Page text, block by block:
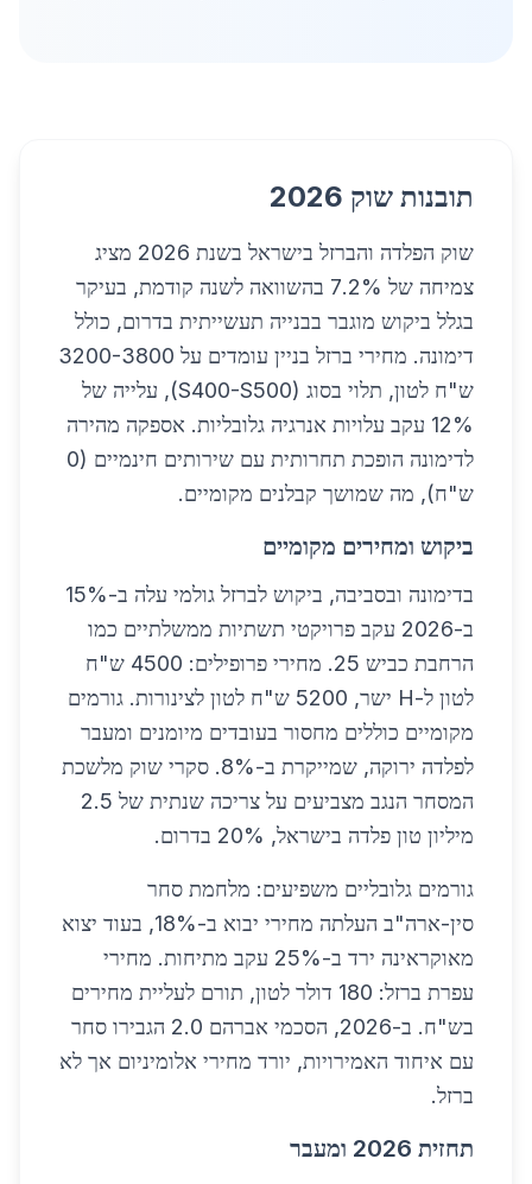
תובנות שוק 2026
שוק הפלדה והברזל בישראל בשנת 2026 מציג
צמיחה של 7.2% בהשוואה לשנה קודמת, בעיקר
בגלל ביקוש מוגבר בבנייה תעשייתית בדרום, כולל
דימונה. מחירי ברזל בניין עומדים על 3200-3800
ש"ח לטון, תלוי בסוג (S400-S500), עלייה של
12% עקב עלויות אנרגיה גלובליות. אספקה מהירה
לדימונה הופכת תחרותית עם שירותים חינמיים (0
ש"ח), מה שמושך קבלנים מקומיים.
ביקוש ומחירים מקומיים
בדימונה ובסביבה, ביקוש לברזל גולמי עלה ב-15%
ב-2026 עקב פרויקטי תשתיות ממשלתיים כמו
הרחבת כביש 25. מחירי פרופילים: 4500 ש"ח
לטון ל-H ישר, 5200 ש"ח לטון לצינורות. גורמים
מקומיים כוללים מחסור בעובדים מיומנים ומעבר
לפלדה ירוקה, שמייקרת ב-8%. סקרי שוק מלשכת
המסחר הנגב מצביעים על צריכה שנתית של 2.5
מיליון טון פלדה בישראל, 20% בדרום.
גורמים גלובליים משפיעים: מלחמת סחר
סין-ארה"ב העלתה מחירי יבוא ב-18%, בעוד יצוא
מאוקראינה ירד ב-25% עקב מתיחות. מחירי
עפרת ברזל: 180 דולר לטון, תורם לעליית מחירים
בש"ח. ב-2026, הסכמי אברהם 2.0 הגבירו סחר
עם איחוד האמירויות, יורד מחירי אלומיניום אך לא
ברזל.
תחזית 2026 ומעבר